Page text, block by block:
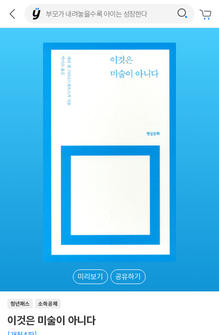
미리보기 공유하기
소득공제
청년패스
이것은 미술이 아니다